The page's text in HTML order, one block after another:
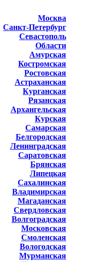
Москва
Санкт-Петербург
Севастополь
Области
Амурская
Костромская
Ростовская
Астраханская
Курганская
Рязанская
Архангельская
Курская
Самарская
Белгородская
Ленинградская
Саратовская
Брянская
Липецкая
Сахалинская
Владимирская
Магаданская
Свердловская
Волгоградская
Московская
Смоленская
Вологодская
Мурманская